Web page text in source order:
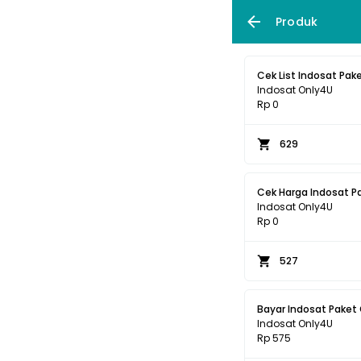
Produk
Cek List Indosat
Indosat Only4U
Rp 0
629
Cek Harga Indosat
Indosat Only4U
Rp 0
527
Bayar Indosat Paket
Indosat Only4U
Rp 575